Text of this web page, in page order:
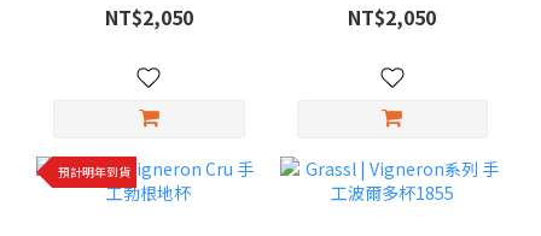
NT$2,050 NT$2,050
預計明年到貨